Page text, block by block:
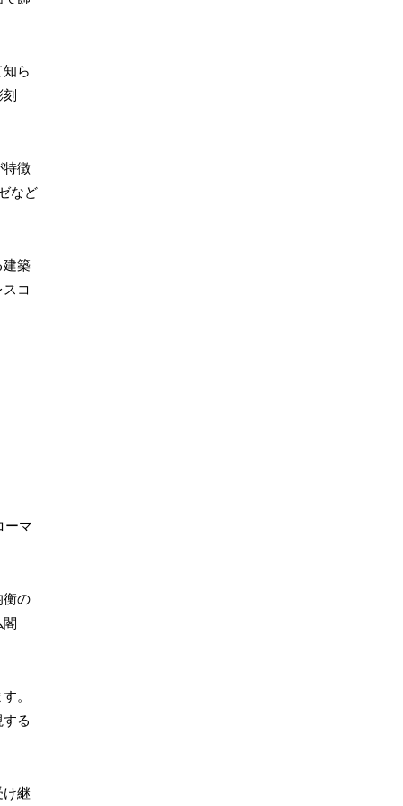
ら
特徴
など
建築
コ
ーマ
衡の
。
る
け継